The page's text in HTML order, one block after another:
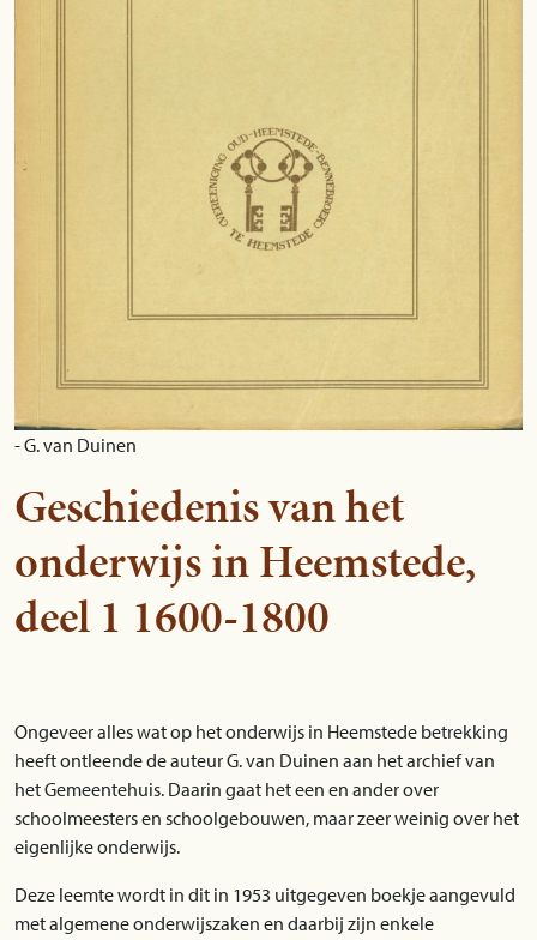
- G. van Duinen
Geschiedenis van het
onderwijs in Heemstede,
deel 1 1600-1800
Ongeveer alles wat op het onderwijs in Heemstede betrekking
heeft ontleende de auteur G. van Duinen aan het archief van
het Gemeentehuis. Daarin gaat het een en ander over
schoolmeesters en schoolgebouwen, maar zeer weinig over het
eigenlijke onderwijs.
Deze leemte wordt in dit in 1953 uitgegeven boekje aangevuld
met algemene onderwijszaken en daarbij zijn enkele